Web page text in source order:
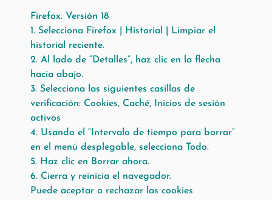
Firefox. Versión 18
1. Selecciona Firefox | Historial | Limpiar el
historial reciente.
2. Al lado de “Detalles”, haz clic en la flecha
hacia abajo.
3. Selecciona las siguientes casillas de
verificación: Cookies, Caché, Inicios de sesión
activos
4. Usando el “Intervalo de tiempo para borrar”
en el menú desplegable, selecciona Todo.
5. Haz clic en Borrar ahora.
6. Cierra y reinicia el navegador.
Puede aceptar o rechazar las cookies